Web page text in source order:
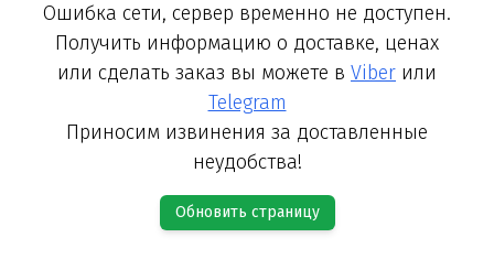
Ошибка сети, сервер временно не доступен.
Получить информацию о доставке, ценах
или сделать заказ вы можете в Viber или
Telegram
Приносим извинения за доставленные
неудобства!
Обновить страницу